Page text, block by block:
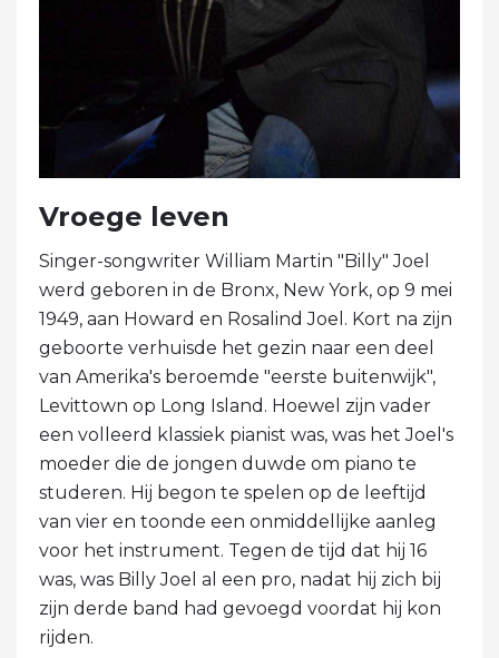
Vroege leven
Singer-songwriter William Martin "Billy" Joel
werd geboren in de Bronx, New York, op 9 mei
1949, aan Howard en Rosalind Joel. Kort na zijn
geboorte verhuisde het gezin naar een deel
van Amerika's beroemde "eerste buitenwijk",
Levittown op Long Island. Hoewel zijn vader
een volleerd klassiek pianist was, was het Joel's
moeder die de jongen duwde om piano te
studeren. Hij begon te spelen op de leeftijd
van vier en toonde een onmiddellijke aanleg
voor het instrument. Tegen de tijd dat hij 16
was, was Billy Joel al een pro, nadat hij zich bij
zijn derde band had gevoegd voordat hij kon
rijden.